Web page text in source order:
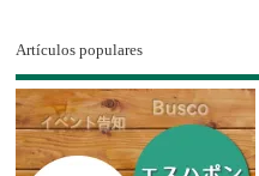
Artículos populares